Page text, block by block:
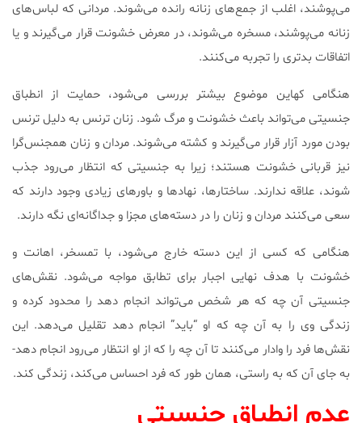
می‌پوشند، اغلب از جمع‌های زنانه رانده می‌شوند. مردانی که لباس‌های
زنانه می‌پوشند، مسخره می‌شوند، در معرض خشونت قرار می‌گیرند و یا
اتفاقات بدتری را تجربه می‌کنند.
هنگامی کهاین موضوع بیشتر بررسی می‌شود، حمایت از انطباق
جنسیتی می‌تواند باعث خشونت و مرگ شود. زنان ترنس به دلیل ترنس
بودن مورد آزار قرار می‌گیرند و کشته می‌شوند. مردان و زنان همجنس‌گرا
نیز قربانی خشونت هستند؛ زیرا به جنسیتی که انتظار می‌رود جذب
شوند، علاقه ندارند. ساختارها، نهادها و باورهای زیادی وجود دارند که
سعی می‌کنند مردان و زنان را در دسته‌های مجزا و جداگانه‌ای نگه دارند.
هنگامی که کسی از این دسته خارج می‌شود، با تمسخر، اهانت و
خشونت با هدف نهایی اجبار برای تطابق مواجه می‌شود. نقش‌های
جنسیتی آن‌ چه که هر شخص می‌تواند انجام دهد را محدود کرده و
زندگی وی را به آن چه که او “باید” انجام دهد تقلیل می‌دهد. این
نقش‌ها فرد را وادار می‌کنند تا آن چه را که از او انتظار می‌رود انجام دهد-
به جای آن که به راستی، همان طور که فرد احساس می‌کند، زندگی کند.
عدم انطباق جنسیتی